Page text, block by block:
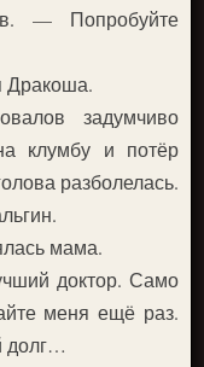
— Попробуйте
Дракоша.
задумчиво
клумбу и потёр
разболелась.
мама.
доктор. Само
меня ещё раз.
долг…